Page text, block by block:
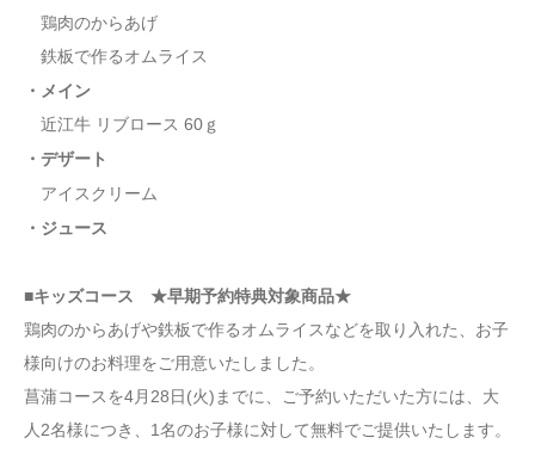
鶏肉のからあげ
鉄板で作るオムライス
・メイン
近江牛 リブロース 60ｇ
・デザート
アイスクリーム
・ジュース
■キッズコース ★早期予約特典対象商品★
鶏肉のからあげや鉄板で作るオムライスなどを取り入れた、お子
様向けのお料理をご用意いたしました。
菖蒲コースを4月28日(火)までに、ご予約いただいた方には、大
人2名様につき、1名のお子様に対して無料でご提供いたします。